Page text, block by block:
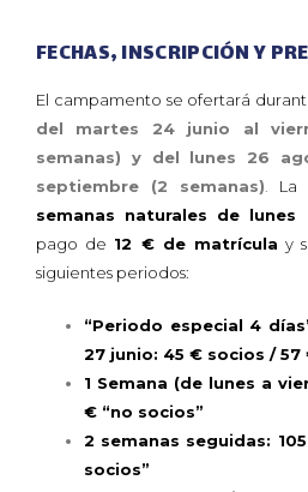
FECHAS, INSCRIPCIÓN Y
El campamento se ofertará
del martes 24 junio al
semanas) y del lunes 26
septiembre (2 semanas)
La
semanas naturales de lunes
pago de 12 € de matrícula y
siguientes periodos:
“Periodo especial 4
27 junio: 45 € socios / 57
1 Semana (de lunes a
€ “no socios”
2 semanas seguidas:
socios”